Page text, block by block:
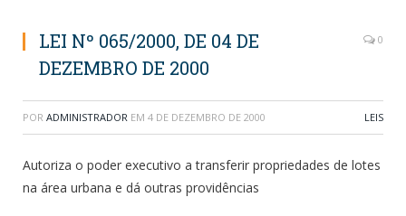
LEI Nº 065/2000, DE 04 DE
DEZEMBRO DE 2000
0
POR ADMINISTRADOR EM 4 DE DEZEMBRO DE 2000 LEIS
Autoriza o poder executivo a transferir propriedades de lotes
na área urbana e dá outras providências